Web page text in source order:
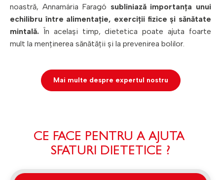
noastră, Annamária Faragó subliniază importanța unui
echilibru între alimentație, exerciții fizice și sănătate
mintală. În același timp, dietetica poate ajuta foarte
mult la menținerea sănătății și la prevenirea bolilor.
Mai multe despre expertul nostru
CE FACE PENTRU A AJUTA
SFATURI DIETETICE ?